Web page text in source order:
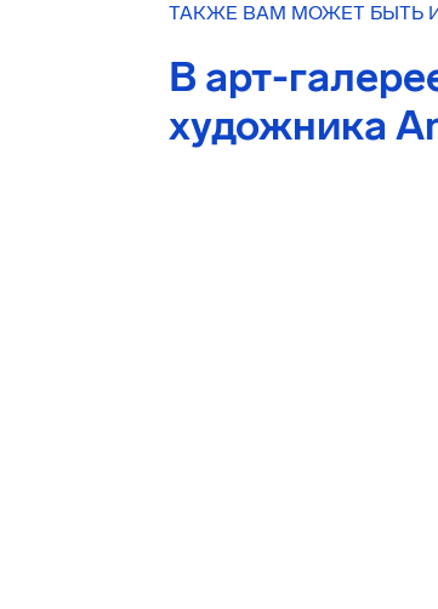
ТАКЖЕ ВАМ МОЖЕТ БЫТЬ
В арт-
художника